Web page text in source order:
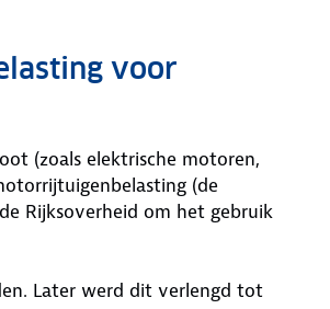
voor
(zoals elektrische motoren,
(de
Rijksoverheid om het gebruik
Later werd dit verlengd tot